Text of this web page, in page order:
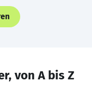
von A bis Z